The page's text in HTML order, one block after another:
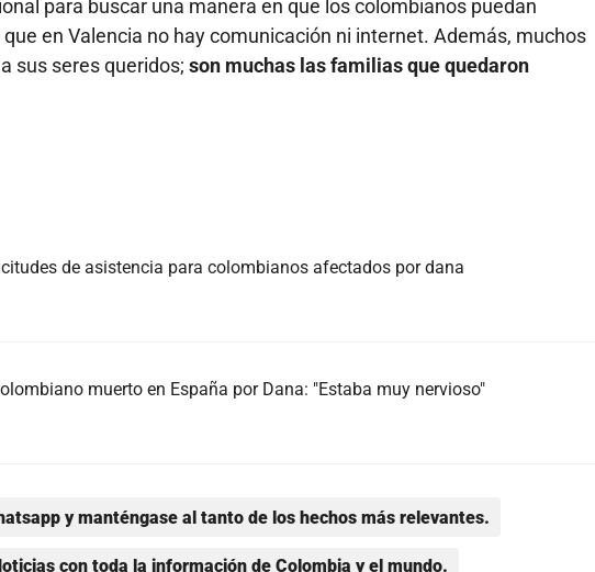
para buscar una manera en que los colombianos puedan
en Valencia no hay comunicación ni internet. Además, muchos
sus seres queridos; son muchas las familias que quedaron
de asistencia para colombianos afectados por dana
muerto en España por Dana: "Estaba muy nervioso"
y manténgase al tanto de los hechos más relevantes.
con toda la información de Colombia y el mundo.